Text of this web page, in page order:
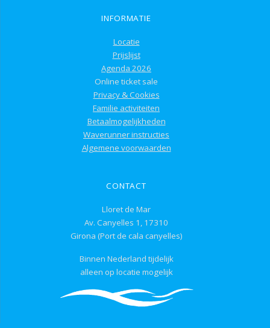
INFORMATIE
Locatie
Prijslijst
Agenda 2026
Online ticket sale
Privacy & Cookies
Familie activiteiten
Betaalmogelijkheden
Waverunner instructies
Algemene voorwaarden
CONTACT
Lloret de Mar
Av. Canyelles 1, 17310
Girona (Port de cala canyelles)
Binnen Nederland tijdelijk
alleen op locatie mogelijk